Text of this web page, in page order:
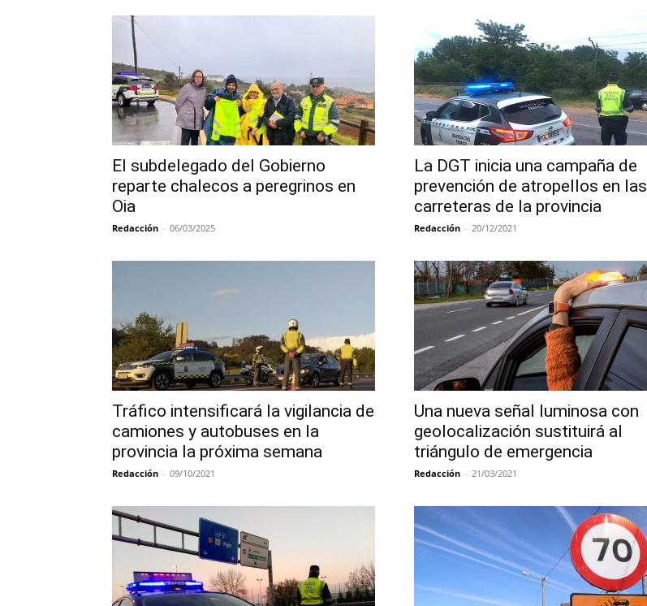
El subdelegado del Gobierno
reparte chalecos a peregrinos en
Oia
Redacción - 06/03/2025
La DGT inicia una campaña de
prevención de atropellos en las
carreteras de la provincia
Redacción - 20/12/2021
Tráfico intensificará la vigilancia de
camiones y autobuses en la
provincia la próxima semana
Redacción - 09/10/2021
Una nueva señal luminosa con
geolocalización sustituirá al
triángulo de emergencia
Redacción - 21/03/2021